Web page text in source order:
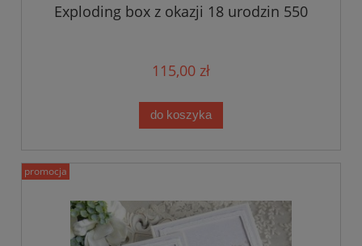
Exploding box z okazji 18 urodzin 550
115,00 zł
do koszyka
promocja